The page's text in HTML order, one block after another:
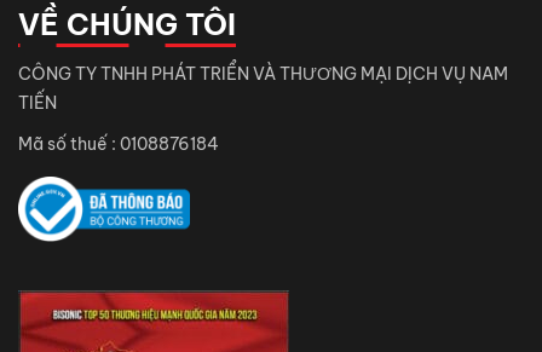
VỀ CHÚNG TÔI
CÔNG TY TNHH PHÁT TRIỂN VÀ THƯƠNG MẠI DỊCH VỤ NAM
TIẾN
Mã số thuế : 0108876184